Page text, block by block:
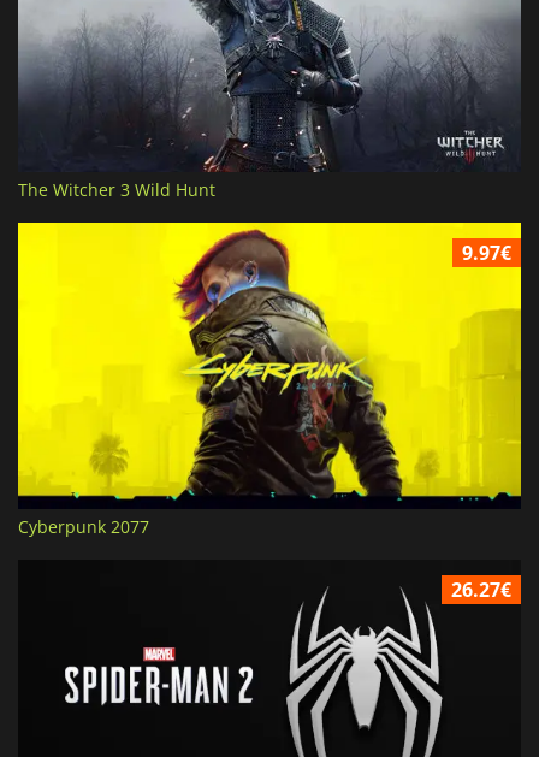
The Witcher 3 Wild Hunt
9.97€
Cyberpunk 2077
26.27€